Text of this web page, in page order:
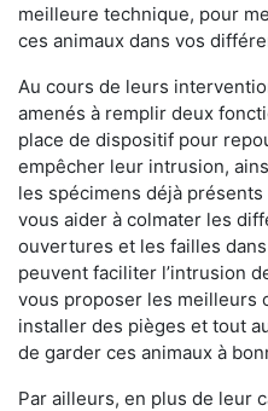
meilleure technique, pour
ces animaux dans vos
Au cours de leurs
amenés à remplir deux
place de dispositif pour
empêcher leur intrusion,
les spécimens déjà
vous aider à colmater les
ouvertures et les failles
peuvent faciliter l’intrusion
vous proposer les meilleurs
installer des pièges et tout
de garder ces animaux à
Par ailleurs, en plus de leur